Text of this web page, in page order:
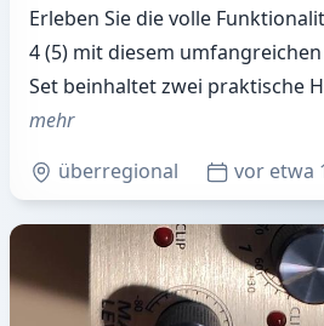
Erleben Sie die volle
4 (5) mit diesem
Set beinhaltet zwei praktische
mehr
überregional
vor etwa